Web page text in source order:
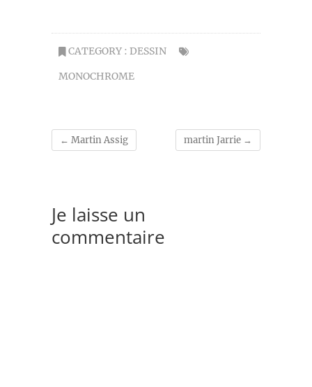
CATEGORY : DESSIN
MONOCHROME
← Martin Assig martin Jarrie →
Je laisse un
commentaire